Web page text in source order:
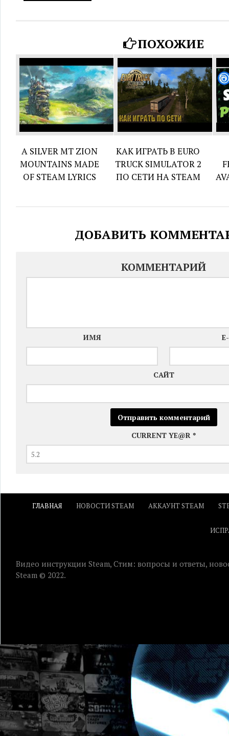
ПОХОЖИЕ
A SILVER MT ZION
MOUNTAINS MADE
OF STEAM LYRICS
КАК ИГРАТЬ В EURO
TRUCK SIMULATOR 2
ПО СЕТИ НА STEAM
ДОБАВИТЬ
КОММЕНТАРИЙ
ИМЯ
САЙТ
CURRENT YE@R *
ГЛАВНАЯ НОВОСТИ STEAM АККАУНТ STEAM
Видео инструкции Steam, Стим: вопросы и ответы,
Steam © 2022.